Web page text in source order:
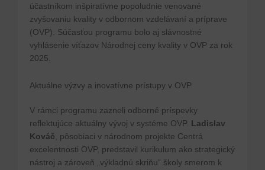
účastníkom inšpiratívne popoludnie venované
zvyšovaniu kvality v odbornom vzdelávaní a príprave
(OVP). Súčasťou programu bolo aj slávnostné
vyhlásenie víťazov Národnej ceny kvality v OVP za rok
2025.
Aktuálne výzvy a inovatívne prístupy v OVP
V rámci programu zazneli odborné príspevky
reflektujúce aktuálny vývoj v systéme OVP. Ladislav
Kováč , pôsobiaci v národnom projekte Centrá
excelentnosti OVP, predstavil kurikulum ako strategický
nástroj a zároveň „výkladnú skriňu“ školy smerom k